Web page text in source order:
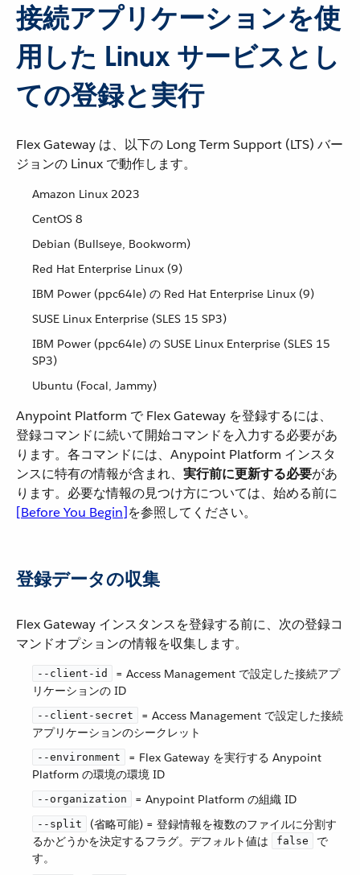
接続アプリケーションを使
用した Linux サービスとし
ての登録と実行
Flex Gateway は、以下の Long Term Support (LTS) バー
ジョンの Linux で動作します。
Amazon Linux 2023
CentOS 8
Debian (Bullseye, Bookworm)
Red Hat Enterprise Linux (9)
IBM Power (ppc64le) の Red Hat Enterprise Linux (9)
SUSE Linux Enterprise (SLES 15 SP3)
IBM Power (ppc64le) の SUSE Linux Enterprise (SLES 15
SP3)
Ubuntu (Focal, Jammy)
Anypoint Platform で Flex Gateway を登録するには、
登録コマンドに続いて開始コマンドを入力する必要があ
ります。各コマンドには、Anypoint Platform インスタ
ンスに特有の情報が含まれ、​ 実行前に更新する必要​があ
ります。必要な情報の見つけ方については、始める前に​
[Before You Begin]​を参照してください。
登録データの収集
Flex Gateway インスタンスを登録する前に、次の登録コ
マンドオプションの情報を収集します。
--client-id
​ = Access Management で設定した接続アプ
リケーションの ID
--client-secret
​ = Access Management で設定した接続
アプリケーションのシークレット
--environment
​ = Flex Gateway を実行する Anypoint
Platform の環境の環境 ID
--organization ​ = Anypoint Platform の組織 ID
--split
​ (省略可能) = 登録情報を複数のファイルに分割す
るかどうかを決定するフラグ。デフォルト値は ​
false
​ で
す。